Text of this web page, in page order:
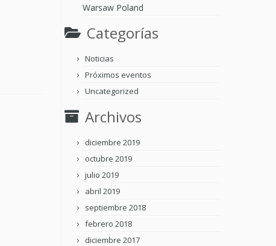
Warsaw Poland
Categorías
Noticias
Próximos eventos
Uncategorized
Archivos
diciembre 2019
octubre 2019
julio 2019
abril 2019
septiembre 2018
febrero 2018
diciembre 2017